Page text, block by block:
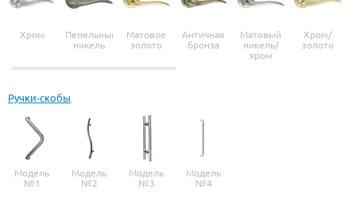
Хром
Пепельный
никель
Матовое
золото
Античная
бронза
Матовый
никель/
хром
Хром/
золото
Ручки-скобы
Модель
№1
Модель
№2
Модель
№3
Модель
№4